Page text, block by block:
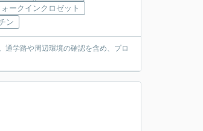
ォークインクロゼット
ン
通学路や周辺環境の確認を含め、プロ